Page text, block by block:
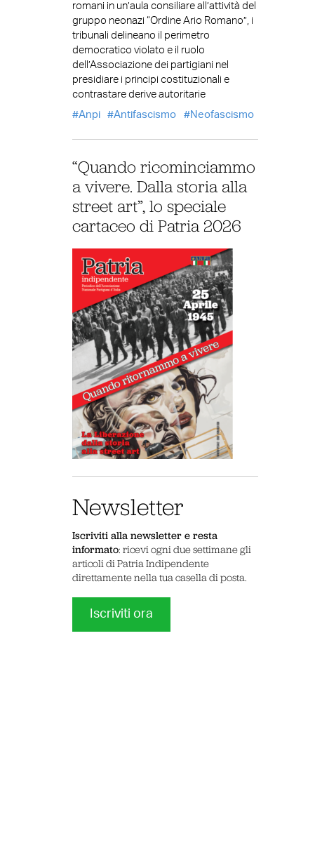
romani in un’aula consiliare all’attività del
gruppo neonazi “Ordine Ario Romano”, i
tribunali delineano il perimetro
democratico violato e il ruolo
dell’Associazione dei partigiani nel
presidiare i principi costituzionali e
contrastare derive autoritarie
Anpi
Antifascismo Neofascismo
“Quando ricominciammo
a vivere. Dalla storia alla
street art”, lo speciale
cartaceo di Patria 2026
Newsletter
Iscriviti alla newsletter e resta
informato: ricevi ogni due settimane gli
articoli di Patria Indipendente
direttamente nella tua casella di posta.
Iscriviti ora